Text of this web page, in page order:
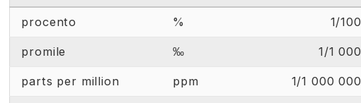
procento % 1/100
promile ‰ 1/1 000
parts per million ppm 1/1 000 000